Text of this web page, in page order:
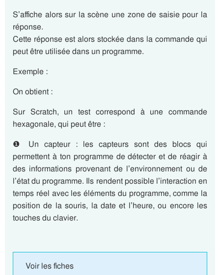
S’affiche alors sur la scène une zone de saisie pour la
réponse.
Cette réponse est alors stockée dans la commande qui
peut être utilisée dans un programme.
Exemple :
On obtient :
Sur Scratch, un test correspond à une commande
hexagonale, qui peut être :
❶ Un capteur : les capteurs sont des blocs qui
permettent à ton programme de détecter et de réagir à
des informations provenant de l’environnement ou de
l’état du programme. Ils rendent possible l’interaction en
temps réel avec les éléments du programme, comme la
position de la souris, la date et l’heure, ou encore les
touches du clavier.
Voir les fiches